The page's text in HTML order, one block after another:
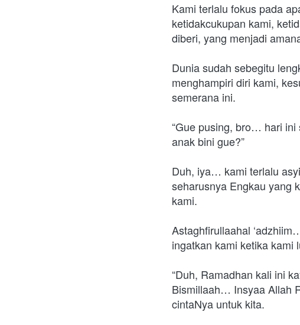
Kami terlalu fokus pada
ketidakcukupan kami,
diberi, yang menjadi
Dunia sudah sebegitu
menghampiri diri kami,
semerana ini.
“Gue pusing, bro… hari ini
anak bini gue?”
Duh, iya… kami terlalu
seharusnya Engkau yang
kami.
Astaghfirullaahal
ingatkan kami ketika kami
“Duh, Ramadhan kali ini
Bismillaah… Insyaa Allah
cintaNya untuk kita.